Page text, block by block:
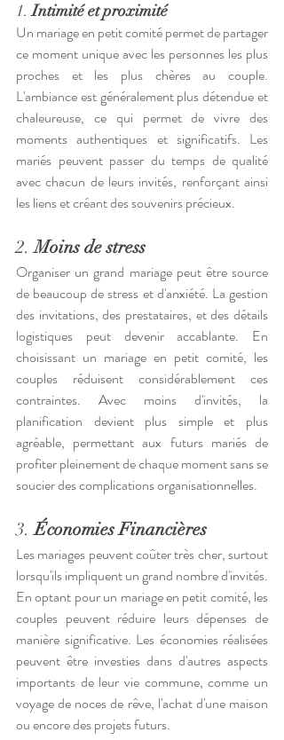
1. Intimité et proximité
Un mariage en petit comité permet de partager
ce moment unique avec les personnes les plus
proches et les plus chères au couple.
L'ambiance est généralement plus détendue et
chaleureuse, ce qui permet de vivre des
moments authentiques et significatifs. Les
mariés peuvent passer du temps de qualité
avec chacun de leurs invités, renforçant ainsi
les liens et créant des souvenirs précieux.
2. Moins de stress
Organiser un grand mariage peut être source
de beaucoup de stress et d'anxiété. La gestion
des invitations, des prestataires, et des détails
logistiques peut devenir accablante. En
choisissant un mariage en petit comité, les
couples réduisent considérablement ces
contraintes. Avec moins d'invités, la
planification devient plus simple et plus
agréable, permettant aux futurs mariés de
profiter pleinement de chaque moment sans se
soucier des complications organisationnelles.
3. Économies Financières
Les mariages peuvent coûter très cher, surtout
lorsqu'ils impliquent un grand nombre d'invités.
En optant pour un mariage en petit comité, les
couples peuvent réduire leurs dépenses de
manière significative. Les économies réalisées
peuvent être investies dans d'autres aspects
importants de leur vie commune, comme un
voyage de noces de rêve, l'achat d'une maison
ou encore des projets futurs.